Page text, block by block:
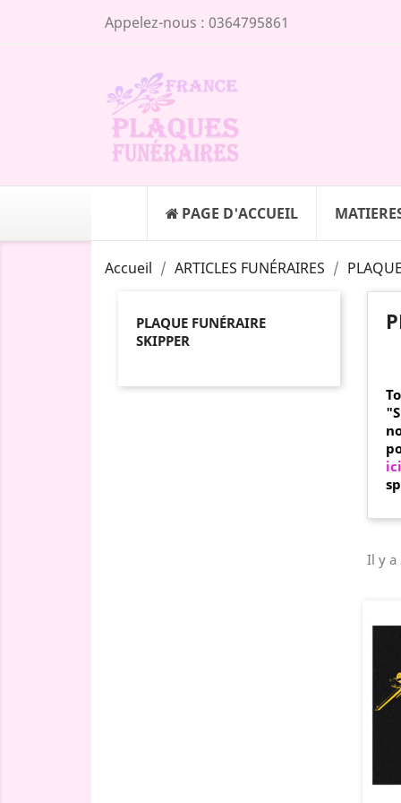
Appelez-nous : 0364795861
PAGE D'ACCUEIL
Accueil ARTICLES FUNÉRAIRES
PLAQUE FUNÉRAIRE
SKIPPER
ici
Il y a